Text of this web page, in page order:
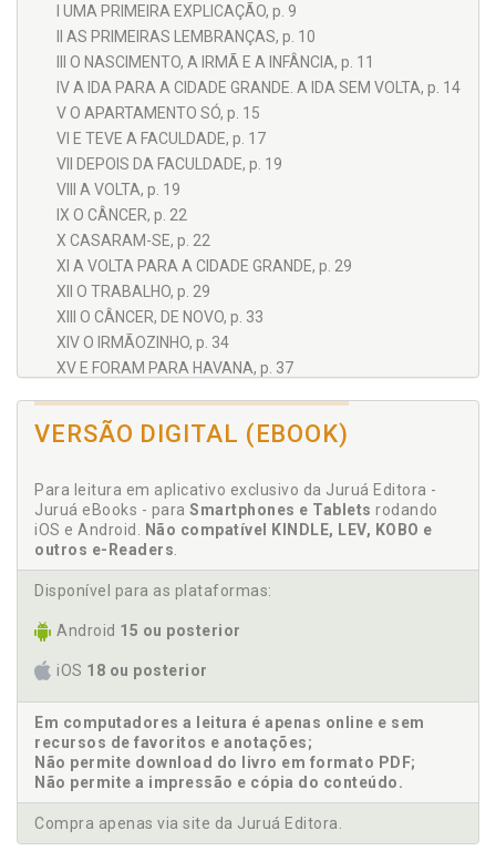
I UMA PRIMEIRA EXPLICAÇÃO, p. 9
II AS PRIMEIRAS LEMBRANÇAS, p. 10
III O NASCIMENTO, A IRMÃ E A INFÂNCIA, p. 11
IV A IDA PARA A CIDADE GRANDE. A IDA SEM VOLTA, p. 14
V O APARTAMENTO SÓ, p. 15
VI E TEVE A FACULDADE, p. 17
VII DEPOIS DA FACULDADE, p. 19
VIII A VOLTA, p. 19
IX O CÂNCER, p. 22
X CASARAM-SE, p. 22
XI A VOLTA PARA A CIDADE GRANDE, p. 29
XII O TRABALHO, p. 29
XIII O CÂNCER, DE NOVO, p. 33
XIV O IRMÃOZINHO, p. 34
XV E FORAM PARA HAVANA, p. 37
XVII O RETORNO PARA A CIDADE PEQUENA, p. 40
XVIII O FIM, p. 41
A MINHA AVÓ ERA UM BARATO, p. 47
A ÚLTIMA VIAGEM, p. 48
ARGUMENTO, p. 51
INFÂNCIA, p. 52
JOÃO E MARIA, p. 53
JUÍZO, p. 54
O CENTRO DAS ATENÇÕES, p. 58
O TABARÉU SEDUTOR, p. 59
O TIO, p. 62
TERESINA, p. 63
UM CONTO POR FAZER, p. 64
UM JOGO DE FUTEBOL, p. 65
PODER E HISTÓRIA, p. 67
VERSÃO DIGITAL (EBOOK)
Para leitura em aplicativo exclusivo da Juruá Editora -
Juruá eBooks - para Smartphones e Tablets rodando
iOS e Android. Não compatível KINDLE, LEV, KOBO e
outros e-Readers.
Disponível para as plataformas:
Android 15 ou posterior
iOS 18 ou posterior
Em computadores a leitura é apenas online e sem
recursos de favoritos e anotações;
Não permite download do livro em formato PDF;
Não permite a impressão e cópia do conteúdo.
Compra apenas via site da Juruá Editora.